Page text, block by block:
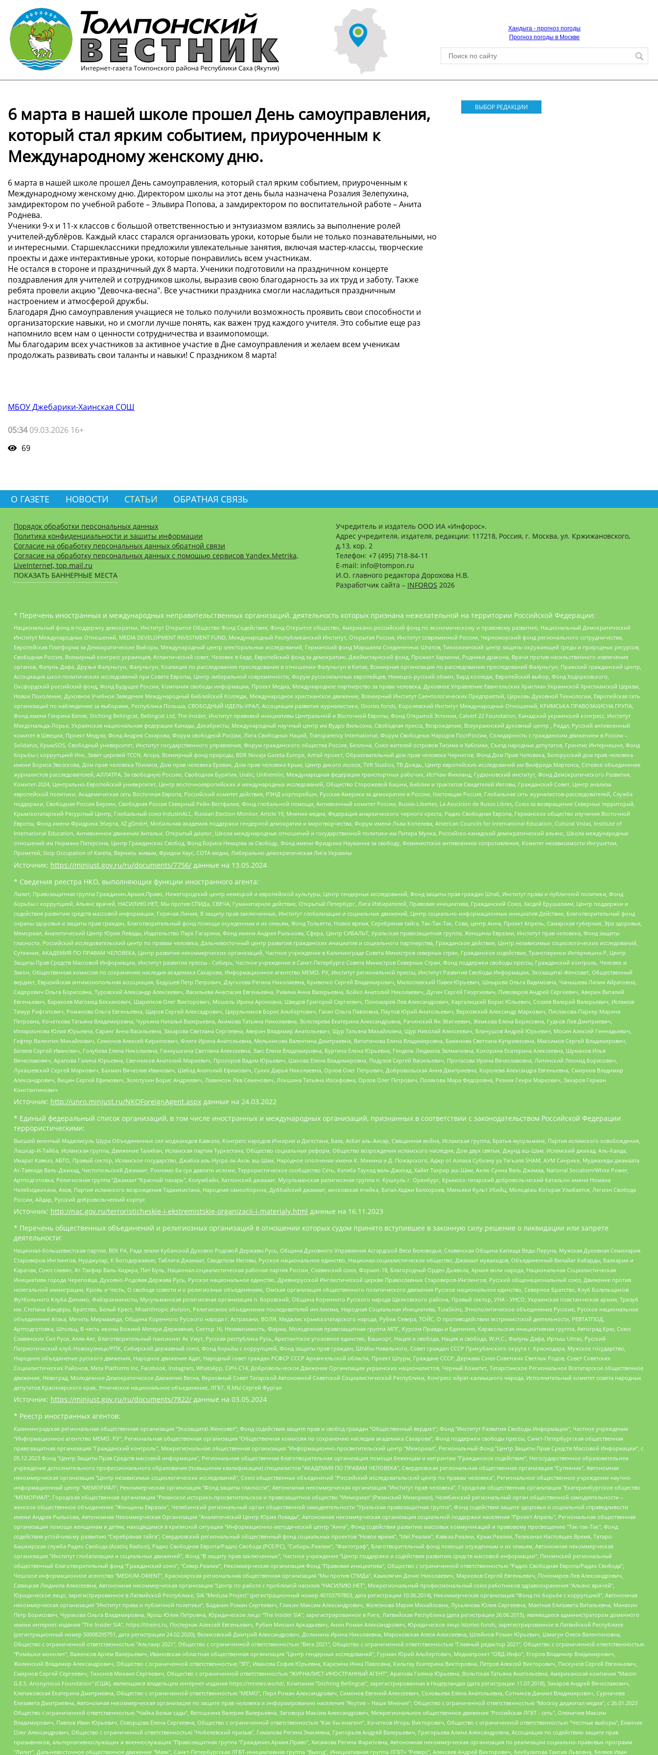
Хандыга - прогноз погоды
Прогноз погоды в Москве
6 марта в нашей школе прошел День самоуправления,
который стал ярким событием, приуроченным к
Международному женскому дню.
6 марта в нашей школе прошел День самоуправления, который стал ярким событием, приуроченным к
Международному женскому дню. Директором школы на этот день была назначена Розалия Зелепухина,
замдиректором по учебной работе – Эльвира Попова, а замдиректором по воспитательной работе – Анита
Роднева.
Ученики 9-х и 11-х классов с большой ответственностью и энтузиазмом взялись за выполнение ролей
учителей-дублёров. Каждый класс старался организовать уроки, которые были не только познавательными, но
и интересными. Старшеклассники предложили увлекательные занятия, включая мастер-классы, творческие
проекты и даже интерактивные уроки, которые понравились всем участникам.
Не остался в стороне и праздничный дух 8 марта. Ученики подготовили на праздничном концерте
поздравления для учителей и сотрудников школы, выразив свою благодарность за их труд и заботу. Также
ребята провели акцию "Девочка-весна". Все участники праздника смогли насладиться праздничным
настроением и атмосферой дружбы.
Благодаря Дню самоуправления учащиеся не только получили возможность проявить свои способности и
организаторские навыки, но и смогли лучше понять, как важен труд каждого учителя. Это событие еще раз
напомнило всем нам о ценности сотрудничества и взаимопомощи.
Мы благодарим всех участников за активное участие в Дне самоуправления и желаем всем ученикам
продолжать развивать свои таланты и навыки! С праздником 8 марта!
МБОУ Джебарики-Хаинская СОШ
05:3409.03.2026 16+
69
ВЫБОР РЕДАКЦИИ
О ГАЗЕТЕ НОВОСТИ СТАТЬИ ОБРАТНАЯ СВЯЗЬ
Порядок обработки персональных данных
Политика конфиденциальности и защиты информации
Согласие на обработку персональных данных обратной связи
Согласие на обработку персональных данных с помощью сервисов Yandex.Metrika,
LiveInternet, top.mail.ru
ПОКАЗАТЬ БАННЕРНЫЕ МЕСТА
Учредитель и издатель ООО ИА «Инфорос».
Адрес учредителя, издателя, редакции: 117218, Россия, г. Москва, ул. Кржижановского,
д.13, кор. 2
Телефон: +7 (495) 718-84-11
E-mail: info@tompon.ru
И.О. главного редактора Дорохова Н.В.
Разработчик сайта – INFOROS 2026
* Перечень иностранных и международных неправительственных организаций, деятельность которых признана нежелательной на территории Российской Федерации:
Национальный фонд в поддержку демократии, Институт Открытое Общество Фонд Содействия, Фонд Открытое общество, Американо-российский фонд по экономическому и правовому развитию, Национальный Демократический
Институт Международных Отношений, MEDIA DEVELOPMENT INVESTMENT FUND, Международный Республиканский Институт, Открытая Россия, Институт современной России, Черноморский фонд регионального сотрудничества,
Европейская Платформа за Демократические Выборы, Международный центр электоральных исследований, Германский фонд Маршалла Соединенных Штатов, Тихоокеанский центр защиты окружающей среды и природных ресурсов,
Свободная Россия, Всемирный конгресс украинцев, Атлантический совет, Человек в беде, Европейский фонд за демократию, Джеймстаунский фонд, Прожект Хармони, Родники дракона, Врачи против насильственного извлечения
органов, Фалунь Дафа, Друзья Фалуньгун, Фалуньгун, Коалиция по расследованию преследования в отношении Фалуньгун в Китае, Всемирная организация по расследованию преследований Фалуньгун, Пражский гражданский центр,
Ассоциация школ политических исследований при Совете Европы, Центр либеральной современности, Форум русскоязычных европейцев, Немецко-русский обмен, Бард колледж, Европейский выбор, Фонд Ходорковского,
Оксфордский российский фонд, Фонд Будущее России, Компания свободы информации, Проект Медиа, Международное партнерство за права человека, Духовное Управление Евангельских Христиан Украинской Христианской Церкви,
Новое Поколение, Духовное Учебное Заведение Международный Библейский Колледж, Международное христианское движение, Всемирный Институт Саентологических Предприятий, Церковь Духовной Технологии, Европейская сеть
организаций по наблюдению за выборами, Республика Польша, СВОБОДНЫЙ ИДЕЛЬ-УРАЛ, Ассоциация развития журналистики, IStories fonds, Королевский Институт Международных Отношений, КРИМСЬКА ПРАВОЗАХИСНА ГРУПА,
Фонд имени Генриха Бёлля, Stichting Bellingcat, Bellingcat Ltd, The Insider, Институт правовой инициативы Центральной и Восточной Европы, Фонд Открытой Эстонии, Calvert 22 Foundation, Канадский украинский конгресс, Институт
Макдональда-Лорье, Украинская национальная федерация Канады, Декабристы, Международный научный центр им Вудро Вильсона, Свободная пресса, Возрождение, Всеукраинский духовный центр , Риддл, Русский антивоенный
комитет в Швеции, Проект Медуза, Фонд Андрея Сахарова, Форум свободной России, Лига Свободных Наций, Transparеncy International, Форум Свободных Народов ПостРоссии, Солидарность с гражданским движением в России –
Solidarus, КрымSOS, Свободный университет, Институт государственного управления, Форум гражданского общества Россия, Беллона, Союз жителей островов Тисима и Хабомаи, Съезд народных депутатов, Гринпис Интернешнл, Фонд
борьбы с коррупцией Инк, Завет церквей TCCN, Агора, Всемирный фонд природы, BDR Novaja Gazeta-Europe, Алтай проект, Образовательный дом прав человека Чернигов, Фонд Дом Прав Человека, Белорусский дом прав человека
имени Бориса Звозскова, Дом прав человека Тбилиси, Дом прав человека Ереван, Дом прав человека Крым, Центр дикого лосося, TVR Studios, ТВ Дождь, Центр европейских исследований им Вилфрида Мартенса, Сетевое объединение
журналистов расследователей, АЛЛАТРА, За свободную Россию, Свободная Бурятия, Uralic, UnKremlin, Международная федерация транспортных рабочих, ИстЧам Финланд, Гудзоновский институт, Фонд Демократического Развития,
Комитет-2024, Центрально-Европейский университет, Центр восточноевропейских и международных исследований, Общество Сторожевой башни, Библии и трактатов Свидетелей Иеговы, Гражданский Совет, Центр анализа
европейской политики, Академическая сеть Восточная Европа, Российский комитет действия, РЭНД корпорейшн, Русская Америка за демократию в России, Настоящая Россия, Глобальная сеть журналистов-расследователей, Служба
поддержки, Свободная Россия Берлин, Свободная Россия Северный Рейн-Вестфалия, Фонд глобальной помощи, Антивоенный комитет России, Russie-Libertes, La Asocicion de Rusos Libres, Союз за возвращение Северных территорий,
Крымскотатарский Ресурсный Центр, Глобальный союз IndustriALL, Russian Election Monitor, Article 19, Мнение медиа, Федерация анархического черного креста, Радио Свободная Европа, Германское общество изучения Восточной
Европы, Фонд имени Фридриха Эберта, XZ gGmbH, Мобильная академия поддержки гендерной демократии и миротворчества, Форум имени Льва Копелева, American Councils for International Education, Cultural Vistas, Institute of
International Education, Антивоенное движение Антальи, Открытый диалог, Школа международных отношений и государственной политики им Питера Мунка, Российско-канадский демократический альянс, Школа международных
отношений им Нормана Патерсона, Центр Гражданских Свобод, Фонд Бориса Немцова за Свободу, Фонд имени Фридриха Науманна за свободу, Феминистское антивоенное сопротивление, Комитет независимости Ингушетии,
Прометей, Stop Occupation of Karelia, Вернись живым, Фридом Хаус, СОТА медиа, Либерально-демократическая Лига Украины
Источник: https://minjust.gov.ru/ru/documents/7756/ данные на 13.05.2024
* Сведения реестра НКО, выполняющих функции иностранного агента:
Лилит, Правозащитная группа Гражданин.Армия.Право, Нижегородский центр немецкой и европейской культуры, Центр гендерных исследований, Фонд защиты прав граждан Штаб, Институт права и публичной политики, Фонд
борьбы с коррупцией, Альянс врачей, НАСИЛИЮ.НЕТ, Мы против СПИДа, СВЕЧА, Гуманитарное действие, Открытый Петербург, Лига Избирателей, Правовая инициатива, Гражданский Союз, Хасдей Ерушалаим, Центр поддержки и
содействия развитию средств массовой информации, Горячая Линия, В защиту прав заключенных, Институт глобализации и социальных движений, Центр социально-информационных инициатив Действие, Благотворительный фонд
охраны здоровья и защиты прав граждан, Благотворительный фонд помощи осужденным и их семьям, Фонд Тольятти, Новое время, Серебряная тайга, Так-Так-Так, Сова, центр Анна, Проект Апрель, Самарская губерния, Эра здоровья,
Мемориал, Аналитический Центр Юрия Левады, Издательство Парк Гагарина, Фонд имени Андрея Рылькова, Сфера, Центр СИБАЛЬТ, Уральская правозащитная группа, Женщины Евразии, Институт прав человека, Фонд защиты
гласности, Российский исследовательский центр по правам человека, Дальневосточный центр развития гражданских инициатив и социального партнерства, Гражданское действие, Центр независимых социологических исследований,
Сутяжник, АКАДЕМИЯ ПО ПРАВАМ ЧЕЛОВЕКА, Центр развития некоммерческих организаций, Частное учреждение в Калининграде Совета Министров северных стран, Гражданское содействие, Трансперенси Интернешнл-Р, Центр
Защиты Прав Средств Массовой Информации, Институт развития прессы - Сибирь, Частное учреждение в Санкт-Петербурге Совета Министров Северных Стран, Фонд поддержки свободы прессы, Гражданский контроль, Человек и
Закон, Общественная комиссия по сохранению наследия академика Сахарова, Информационное агентство МЕМО. РУ, Институт региональной прессы, Институт Развития Свободы Информации, Экозащита!-Женсовет, Общественный
вердикт, Евразийская антимонопольная ассоциация, Бедушев Петр Петрович, Дзугкоева Регина Николаевна, Кривенко Сергей Владимирович, Милославский Павел Юрьевич, Шнырова Ольга Вадимовна, Чанышева Лилия Айратовна,
Сидорович Ольга Борисовна, Туровский Александр Алексеевич, Васильева Анастасия Евгеньевна, Ривина Анна Валерьевна, Бойко Анатолий Николаевич, Дугин Сергей Георгиевич, Пивоваров Андрей Сергеевич, Аверин Виталий
Евгеньевич, Барахоев Магомед Бекханович, Шарипков Олег Викторович, Мошель Ирина Ароновна, Шведов Григорий Сергеевич, Пономарев Лев Александрович, Каргалицкий Борис Юльевич, Созаев Валерий Валерьевич, Исламов
Тимур Рифгатович, Романова Ольга Евгеньевна, Щаров Сергей Алексадрович, Цирульников Борис Альбертович, Гасан Ольга Павловна, Паутов Юрий Анатольевич, Верховский Александр Маркович, Пислакова-Паркер Марина
Петровна, Кочеткова Татьяна Владимировна, Чуркина Наталья Валерьевна, Акимова Татьяна Николаевна, Золотарева Екатерина Александровна, Рачинский Ян Збигневич, Жемкова Елена Борисовна, Гудков Лев Дмитриевич,
Илларионова Юлия Юрьевна, Саранг Анна Васильевна, Захарова Светлана Сергеевна, Аверин Владимир Анатольевич, Щур Татьяна Михайловна, Щур Николай Алексеевич, Блинушов Андрей Юрьевич, Мосин Алексей Геннадьевич,
Гефтер Валентин Михайлович, Симонов Алексей Кириллович, Флиге Ирина Анатольевна, Мельникова Валентина Дмитриевна, Вититинова Елена Владимировна, Баженова Светлана Куприяновна, Максимов Сергей Владимирович,
Беляев Сергей Иванович, Голубева Елена Николаевна, Ганнушкина Светлана Алексеевна, Закс Елена Владимировна, Буртина Елена Юрьевна, Гендель Людмила Залмановна, Кокорина Екатерина Алексеевна, Шуманов Илья
Вячеславович, Арапова Галина Юрьевна, Свечников Анатолий Мариевич, Прохоров Вадим Юрьевич, Шахова Елена Владимировна, Подузов Сергей Васильевич, Протасова Ирина Вячеславовна, Литинский Леонид Борисович,
Лукашевский Сергей Маркович, Бахмин Вячеслав Иванович, Шабад Анатолий Ефимович, Сухих Дарья Николаевна, Орлов Олег Петрович, Добровольская Анна Дмитриевна, Королева Александра Евгеньевна, Смирнов Владимир
Александрович, Вицин Сергей Ефимович, Золотухин Борис Андреевич, Левинсон Лев Семенович, Локшина Татьяна Иосифовна, Орлов Олег Петрович, Полякова Мара Федоровна, Резник Генри Маркович, Захаров Герман
Константинович
Источник: http://unro.minjust.ru/NKOForeignAgent.aspx данные на 24.03.2022
* Единый федеральный список организаций, в том числе иностранных и международных организаций, признанных в соответствии с законодательством Российской Федерации
террористическими:
Высший военный Маджлисуль Шура Объединенных сил моджахедов Кавказа, Конгресс народов Ичкерии и Дагестана, База, Асбат аль-Ансар, Священная война, Исламская группа, Братья-мусульмане, Партия исламского освобождения,
Лашкар-И-Тайба, Исламская группа, Движение Талибан, Исламская партия Туркестана, Общество социальных реформ, Общество возрождения исламского наследия, Дом двух святых, Джунд аш-Шам, Исламский джихад, Аль-Каида,
Имарат Кавказ, АБТО, Правый сектор, Исламское государство, Джабха аль-Нусра ли-Ахль аш-Шам, Народное ополчение имени К. Минина и Д. Пожарского, Аджр от Аллаха Субхану уа Тагьаля SHAM, АУМ Синрике, Муджахеды джамаата
Ат-Тавхида Валь-Джихад, Чистопольский Джамаат, Рохнамо ба суи давлати исломи, Террористическое сообщество Сеть, Катиба Таухид валь-Джихад, Хайят Тахрир аш-Шам, Ахлю Сунна Валь Джамаа, National Socialism/White Power,
Артподготовка, Религиозная группа “Джамаат “Красный пахарь”, Колумбайн, Хатлонский джамаат, Мусульманская религиозная группа п. Кушкуль г. Оренбург, Крымско-татарский добровольческий батальон имени Номана
Челебиджихана, Азов, Партия исламского возрождения Таджикистана, Народная самооборона, Дуббайский джамаат, московская ячейка, Батал-Хаджи Белхороев, Маньяки Культ Убийц, Молодёжь Которая Улыбается, Легион Свобода
России, Айдар, Русский добровольческий корпус
Источник: http://nac.gov.ru/terroristicheskie-i-ekstremistskie-organizacii-i-materialy.html данные на 16.11.2023
* Перечень общественных объединений и религиозных организаций в отношении которых судом принято вступившее в законную силу решение о ликвидации или запрете
деятельности:
Национал-большевистская партия, ВЕК РА, Рада земли Кубанской Духовно Родовой Державы Русь, Община Духовного Управления Асгардской Веси Беловодья, Славянская Община Капища Веды Перуна, Мужская Духовная Семинария
Староверов-Инглингов, Нурджулар, К Богодержавию, Таблиги Джамаат, Свидетели Иеговы, Русское национальное единство, Национал-социалистическое общество, Джамаат мувахидов, Объединенный Вилайат Кабарды, Балкарии и
Карачая, Союз славян, Ат-Такфир Валь-Хиджра, Пит Буль, Национал-социалистическая рабочая партия России, Славянский союз, Формат-18, Благородный Орден Дьявола, Армия воли народа, Национальная Социалистическая
Инициатива города Череповца, Духовно-Родовая Держава Русь, Русское национальное единство, Древнерусской Инглистической церкви Православных Староверов-Инглингов, Русский общенациональный союз, Движение против
нелегальной иммиграции, Кровь и Честь, О свободе совести и о религиозных объединениях, Омская организация общественного политического движения Русское национальное единство, Северное Братство, Клуб Болельщиков
Футбольного Клуба Динамо, Файзрахманисты, Мусульманская религиозная организация п. Боровский, Община Коренного Русского народа Щелковского района, Правый сектор, УНА - УНСО, Украинская повстанческая армия, Тризуб
им. Степана Бандеры, Братство, Белый Крест, Misanthropic division, Религиозное объединение последователей инглиизма, Народная Социальная Инициатива, TulaSkins, Этнополитическое объединение Русские, Русское национальное
объединение Атака, Мечеть Мирмамеда, Община Коренного Русского народа г. Астрахани, ВОЛЯ, Меджлис крымскотатарского народа, Рубеж Севера, ТОЙС, О противодействии экстремистской деятельности, РЕВТАТПОД,
Артподготовка, Штольц, В честь иконы Божией Матери Державная, Сектор 16, Независимость, Фирма, Молодежная правозащитная группа МПГ, Курсом Правды и Единения, Каракольская инициативная группа, Автоград Крю, Союз
Славянских Сил Руси, Алля-Аят, Благотворительный пансионат Ак Умут, Русская республика Русь, Арестантское уголовное единство, Башкорт, Нация и свобода, Нация и свобода, W.H.С., Фалунь Дафа, Иртыш Ultras, Русский
Патриотический клуб-Новокузнецк/РПК, Сибирский державный союз, Фонд борьбы с коррупцией, Фонд защиты прав граждан, Штабы Навального, Совет граждан СССР Прикубанского округа г. Краснодара, Мужское государство,
Народное объединение русского движения, Народное движение Адат, Народный совет граждан РСФСР СССР Архангельской области, Проект Штурм, Граждане СССР, Держава Союз Советских Светлых Родов, Совет Советских
Социалистических Районов, Meta Platforms Inc, Facebook, Instagram, WhatsApp, СИЧ-С14, Добровольческое Движение Организации украинских националистов, Черный Комитет, Татарстанское Региональное Всетатарское общественное
движение, Невоград, Молодежное Демократическое Движение Весна, Верховный Совет Татарской Автономной Советской Социалистической Республики, Конгресс ойрат-калмыцкого народа, Исполнительный комитет совета народных
депутатов Красноярского края, Этническое национальное объединение, ЛГБТ, Я.МЫ Сергей Фургал
Источник: https://minjust.gov.ru/ru/documents/7822/ данные на 03.05.2024
* Реестр иностранных агентов:
Калининградская региональная общественная организация "Экозащита!-Женсовет", Фонд содействия защите прав и свобод граждан "Общественный вердикт", Фонд "Институт Развития Свободы Информации", Частное учреждение "Информационное агентство МЕМО. РУ", Региональная общественная организация "Общественная комиссия по сохранению наследия академика Сахарова", Фонд поддержки свободы прессы, Санкт-Петербургская общественная правозащитная организация "Гражданский контроль", Межрегиональная общественная организация "Информационно-просветительский центр "Мемориал", Региональный Фонд "Центр Защиты Прав Средств Массовой Информации", с 05.12.2023 Фонд "Центр Защиты Прав Средств массовой информации", Региональная общественная благотворительная организация помощи беженцам и мигрантам "Гражданское содействие", Негосударственное образовательное учреждение дополнительного профессионального образования (повышение квалификации) специалистов "АКАДЕМИЯ ПО ПРАВАМ ЧЕЛОВЕКА", Свердловская региональная общественная организация "Сутяжник", Автономная некоммерческая организация "Центр независимых социологических исследований", Союз общественных объединений "Российский исследовательский центр по правам человека", Региональное общественное учреждение научно-информационный центр "МЕМОРИАЛ", Некоммерческая организация "Фонд защиты гласности", Автономная некоммерческая организация "Институт прав человека", Городская общественная организация "Екатеринбургское общество "МЕМОРИАЛ", Городская общественная организация "Рязанское историко-просветительское и правозащитное общество "Мемориал" (Рязанский Мемориал), Челябинский региональный орган общественной самодеятельности – женское общественное объединение "Женщины Евразии", Челябинский региональный орган общественной самодеятельности "Уральская правозащитная группа", Фонд содействия защите здоровья и социальной справедливости имени Андрея Рылькова, Автономная Некоммерческая Организация "Аналитический Центр Юрия Левады", Автономная некоммерческая организация социальной поддержки населения "Проект Апрель", Региональная общественная организация помощи женщинам и детям, находящимся в кризисной ситуации "Информационно-методический центр "Анна", Фонд содействия развитию массовых коммуникаций и правовому просвещению "Так-так-Так", Фонд содействия устойчивому развитию "Серебряная тайга", Свердловский региональный общественный фонд социальных проектов "Новое время", "Idel.Реалии", Кавказ.Реалии, Крым.Реалии, Телеканал Настоящее Время, Татаро-башкирская служба Радио Свобода (Azatliq Radiosi), Радио Свободная Европа/Радио Свобода (PCE/PC), "Сибирь.Реалии", "Фактограф", Благотворительный фонд помощи осужденным и их семьям, Автономная некоммерческая организация "Институт глобализации и социальных движений", Фонд "В защиту прав заключенных", Частное учреждение "Центр поддержки и содействия развитию средств массовой информации", Пензенский региональный общественный благотворительный фонд "Гражданский союз", "Север.Реалии", Некоммерческая организация Фонд "Правовая инициатива", Общество с ограниченной ответственностью "Радио Свободная Европа/Радио Свобода", Чешское информационное агентство "MEDIUM-ORIENT", Красноярская региональная общественная организация "Мы против СПИДа", Камалягин Денис Николаевич, Маркелов Сергей Евгеньевич, Пономарев Лев Александрович, Савицкая Людмила Алексеевна, Автономная некоммерческая организация "Центр по работе с проблемой насилия "НАСИЛИЮ.НЕТ", Межрегиональный профессиональный союз работников здравоохранения "Альянс врачей", Юридическое лицо, зарегистрированное в Латвийской Республике, SIA "Medusa Project" (регистрационный номер 40103797863, дата регистрации 10.06.2014), Некоммерческая организация "Фонд по борьбе с коррупцией", Автономная некоммерческая организация "Институт права и публичной политики", Баданин Роман Сергеевич, Гликин Максим Александрович, Железнова Мария Михайловна, Лукьянова Юлия Сергеевна, Маетная Елизавета Витальевна, Маняхин Петр Борисович, Чуракова Ольга Владимировна, Ярош Юлия Петровна, Юридическое лицо "The Insider SIA", зарегистрированное в Риге, Латвийская Республика (дата регистрации 26.06.2015), являющееся администратором доменного имени интернет-издания "The Insider SIA", https://theins.ru, Постернак Алексей Евгеньевич, Рубин Михаил Аркадьевич, Анин Роман Александрович, Юридическое лицо Istories fonds, зарегистрированное в Латвийской Республике (регистрационный номер 50008295751, дата регистрации 24.02.2020), Великовский Дмитрий Александрович, Долинина Ирина Николаевна, Мароховская Алеся Алексеевна, Шлейнов Роман Юрьевич, Шмагун Олеся Валентиновна, Общество с ограниченной ответственностью "Альтаир 2021", Общество с ограниченной ответственностью "Вега 2021", Общество с ограниченной ответственностью "Главный редактор 2021", Общество с ограниченной ответственностью "Ромашки монолит", Важенков Артем Валерьевич, Ивановская областная общественная организация "Центр гендерных исследований", Гурман Юрий Альбертович, Медиапроект "ОВД-Инфо", Егоров Владимир Владимирович, Жилинский Владимир Александрович, Общество с ограниченной ответственностью "ЗП", Иванова София Юрьевна, Карезина Инна Павловна, Кильтау Екатерина Викторовна, Петров Алексей Викторович, Пискунов Сергей Евгеньевич, Смирнов Сергей Сергеевич, Тихонов Михаил Сергеевич, Общество с ограниченной ответственностью "ЖУРНАЛИСТ-ИНОСТРАННЫЙ АГЕНТ", Арапова Галина Юрьевна, Вольтская Татьяна Анатольевна, Американская компания "Mason G.E.S. Anonymous Foundation" (США), являющаяся владельцем интернет-издания https://mnews.world/, Компания "Stichting Bellingcat", зарегистрированная в Нидерландах (дата регистрации 11.07.2018), Захаров Андрей Вячеславович, Клепиковская Екатерина Дмитриевна, Общество с ограниченной ответственностью "МЕМО", Перл Роман Александрович, Симонов Евгений Алексеевич, Соловьева Елена Анатольевна, Сотников Даниил Владимирович, Сурначева Елизавета Дмитриевна, Автономная некоммерческая организация по защите прав человека и информированию населения "Якутия – Наше Мнение", Общество с ограниченной ответственностью "Москоу диджитал медиа", с 26.01.2023 Общество с ограниченной ответственностью "Чайка Белые сады", Ветошкина Валерия Валерьевна, Заговора Максим Александрович, Межрегиональное общественное движение "Российская ЛГБТ - сеть", Оленичев Максим Владимирович, Павлов Иван Юрьевич, Скворцова Елена Сергеевна, Общество с ограниченной ответственностью "Как бы инагент", Кочетков Игорь Викторович, Общество с ограниченной ответственностью "Честные выборы", Еланчик Олег Александрович, Общество с ограниченной ответственностью "Нобелевский призыв", Гималова Регина Эмилевна, Григорьев Андрей Валерьевич, Григорьева Алина Александровна, Ассоциация по содействию защите прав призывников, альтернативнослужащих и военнослужащих "Правозащитная группа "Гражданин.Армия.Право", Хисамова Регина Фаритовна, Автономная некоммерческая организация по реализации социально-правовых программ "Лилит", Дальневосточное общественное движение "Маяк", Санкт-Петербургская ЛГБТ-инициативная группа "Выход", Инициативная группа ЛГБТ+ "Реверс", Алексеев Андрей Викторович, Бекбулатова Таисия Львовна, Беляев Иван Михайлович, Владыкина Елена Сергеевна, Гельман Марат Александрович, Никульшина Вероника Юрьевна, Толоконникова Надежда Андреевна, Шендерович Виктор Анатольевич, Общество с ограниченной ответственностью "Данное сообщение", Общество с ограниченной ответственностью Издательский дом "Новая глава", Айнбиндер Александра Александровна, Московский комьюнити-центр для ЛГБТ+инициатив, Благотворительный фонд развития филантропии, Deutsche Welle (Германия, Kurt-Schumacher-Strasse 3, 53113 Bonn), Борзунова Мария Михайловна, Воробьев Виктор Викторович, Голубева Анна Львовна, Константинова Алла Михайловна, Малкова Ирина Владимировна, Мурадов Мурад Абдулгалимович, Осетинская Елизавета Николаевна, Понасенков Евгений Николаевич, Ганапольский Матвей Юрьевич, Киселев Евгений Алексеевич, Борухович Ирина Григорьевна, Дремин Иван Тимофеевич, Дубровский Дмитрий Викторович, Красноярская региональная общественная организация поддержки и развития альтернативных образовательных технологий и межкультурных коммуникаций "ИНТЕРРА", Маяковская Екатерина Алексеевна, Фейгин Марк Захарович, Филимонов Андрей Викторович, Дзугкоева Регина Николаевна, Доброхотов Роман Александрович, Дудь Юрий Александрович, Елкин Сергей Владимирович, Кругликов Кирилл Игоревич, Сабунаева Мария Леонидовна, Семенов Алексей Владимирович, Шаинян Карен Багратович, Шульман Екатерина Михайловна, Асафьев Артур Валерьевич, Вахштайн Виктор Семенович, Венедиктов Алексей Алексеевич, Лушникова Екатерина Евгеньевна, Волков Леонид Михайлович, Невзоров Александр Глебович, Пархоменко Сергей Борисович, Сироткин Ярослав Николаевич, Кара-Мурза Владимир Владимирович, Баранова Наталья Владимировна, Гозман Леонид Яковлевич, Кагарлицкий Борис Юльевич, Климарев Михаил Валерьевич, Милов Владимир Станиславович, Автономная некоммерческая организация Краснодарский центр современного искусства "Типография", Моргенштерн Алишер Тагирович, Соболь Любовь Эдуардовна, Общество с ограниченной ответственностью "ЛИЗА НОРМ", Каспаров Гарри Кимович, Ходорковский Михаил Борисович, Общество с ограниченной ответственностью "Апрельские тезисы", Данилович Ирина Брониславовна, Кашин Олег Владимирович, Петров Николай Владимирович, Пивоваров Алексей Владимирович, Соколов Михаил Владимирович, Цветкова Юлия Владимировна, Чичваркин Евгений Александрович, Комитет против пыток/Команда против пыток, Общество с ограниченной ответственностью "Первый научный", Общество с ограниченной ответственностью "Вертолет и ко", Белоцерковская Вероника Борисовна, Кац Максим Евгеньевич, Лазарева Татьяна Юрьевна, Шаведдинов Руслан Табризович, Яшин Илья Валерьевич, Общество с ограниченной ответственностью "Иноагент ААВ", Алешковский Дмитрий Петрович, Альбац Евгения Марковна, Быков Дмитрий Львович, Галямина Юлия Евгеньевна, Лойко Сергей Леонидович, Мартынов Кирилл Константинович, Медведев Сергей Александрович, Крашенинников Федор Геннадиевич, Гордеева Катерина Вл